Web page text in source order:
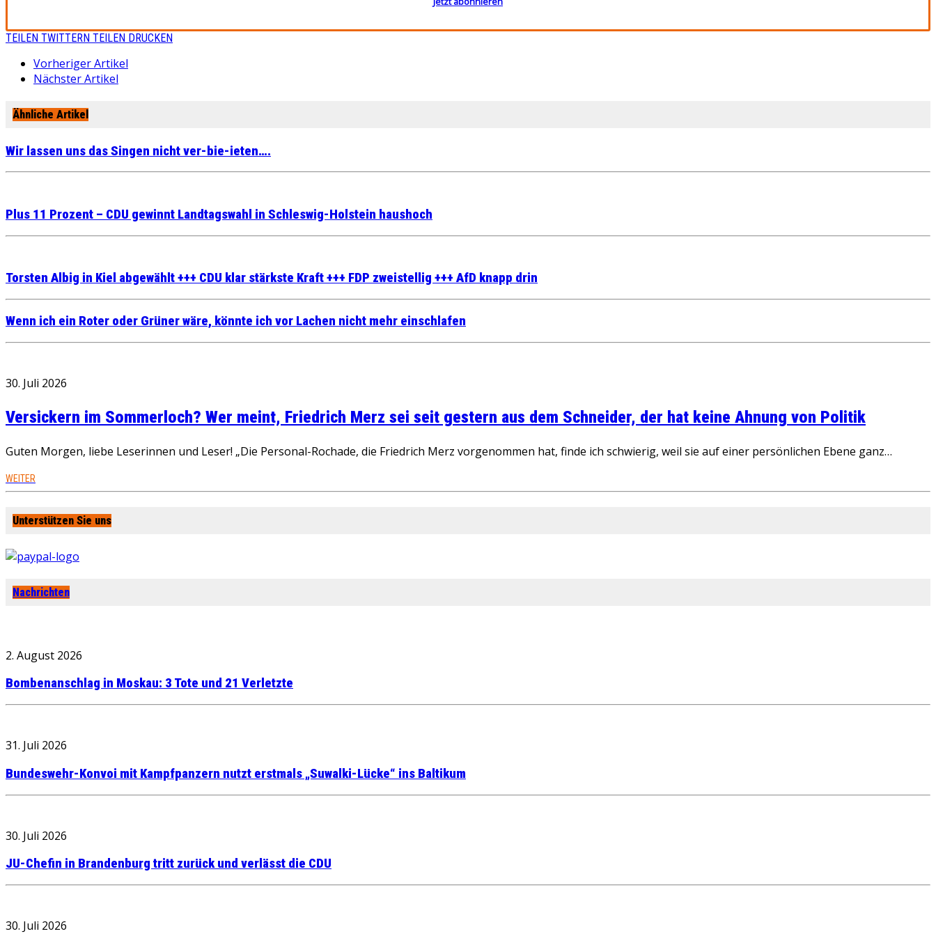
TEILEN TWITTERN TEILEN DRUCKEN
Vorheriger Artikel
Nächster Artikel
Ähnliche Artikel
Wir lassen uns das Singen nicht ver-bie-ieten….
Plus 11 Prozent – CDU gewinnt Landtagswahl in Schleswig-Holstein haushoch
Torsten Albig in Kiel abgewählt +++ CDU klar stärkste Kraft +++ FDP zweistellig +++ AfD knapp drin
Wenn ich ein Roter oder Grüner wäre, könnte ich vor Lachen nicht mehr einschlafen
30. Juli 2026
Versickern im Sommerloch? Wer meint, Friedrich Merz sei seit gestern aus dem Schneider, der hat keine Ahnung von Politik
Guten Morgen, liebe Leserinnen und Leser! „Die Personal-Rochade, die Friedrich Merz vorgenommen hat, finde ich schwierig, weil sie auf einer persönlichen Ebene ganz…
WEITER
Unterstützen Sie uns
Nachrichten
2. August 2026
Bombenanschlag in Moskau: 3 Tote und 21 Verletzte
31. Juli 2026
Bundeswehr-Konvoi mit Kampfpanzern nutzt erstmals „Suwalki-Lücke“ ins Baltikum
30. Juli 2026
JU-Chefin in Brandenburg tritt zurück und verlässt die CDU
30. Juli 2026